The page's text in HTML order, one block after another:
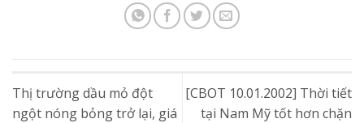
Thị trường dầu mỏ đột
ngột nóng bỏng trở lại, giá
[CBOT 10.01.2002] Thời tiết
tại Nam Mỹ tốt hơn chặn